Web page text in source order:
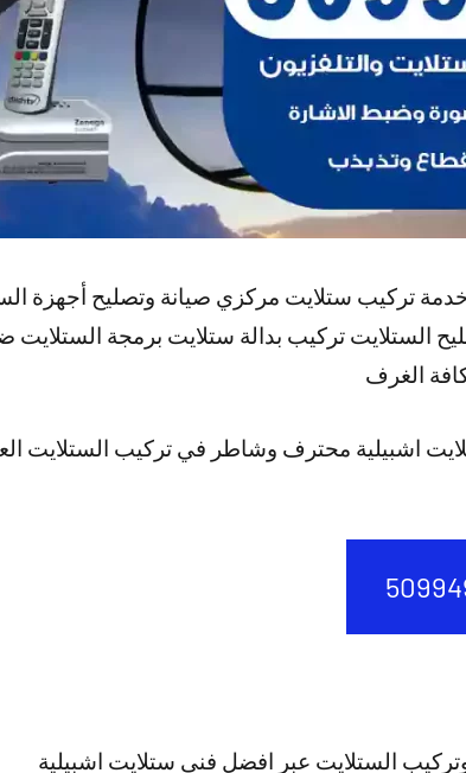
تركيب ستلايت مركزي صيانة وتصليح أجهزة
الستلايت تركيب بدالة ستلايت برمجة
الغرف
اشبيلية محترف وشاطر في تركيب الستلايت
الستلايت عبر افضل فني ستلايت اشبيلية